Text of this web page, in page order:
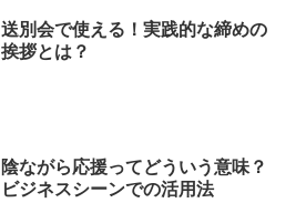
送別会で使える！実践的な締めの
挨拶とは？
陰ながら応援ってどういう意味？
ビジネスシーンでの活用法